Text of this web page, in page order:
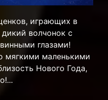
играющих в
волчонок с
глазами!
мягкими маленькими
Нового Года,